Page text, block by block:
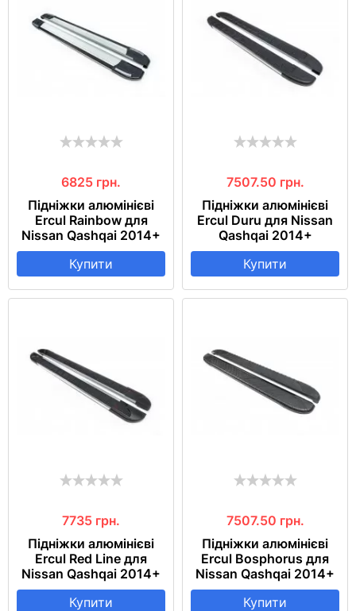
6825 грн.
Підніжки алюмінієві
Ercul Rainbow для
Nissan Qashqai 2014+
Купити
7507.50 грн.
Підніжки алюмінієві
Ercul Duru для Nissan
Qashqai 2014+
Купити
7735 грн.
Підніжки алюмінієві
Ercul Red Line для
Nissan Qashqai 2014+
Купити
7507.50 грн.
Підніжки алюмінієві
Ercul Bosphorus для
Nissan Qashqai 2014+
Купити